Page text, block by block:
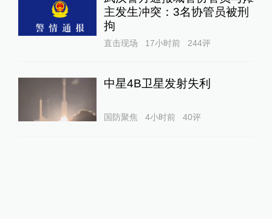
主发生冲突：3名协管员被刑
拘
直击现场 17小时前 244评
中星4B卫星发射失利
国防聚焦 4小时前 40评